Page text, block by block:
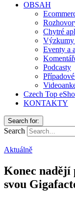
OBSAH
Chytré
Výzkumy
Eventy a
Podcasty
Czech Top
KONTAKTY
Search for:
Search
Aktuálně
Konec nadějí
svou